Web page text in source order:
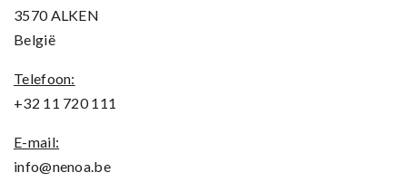
3570 ALKEN
België
Telefoon:
+32 11 720 111
E-mail:
info@nenoa.be